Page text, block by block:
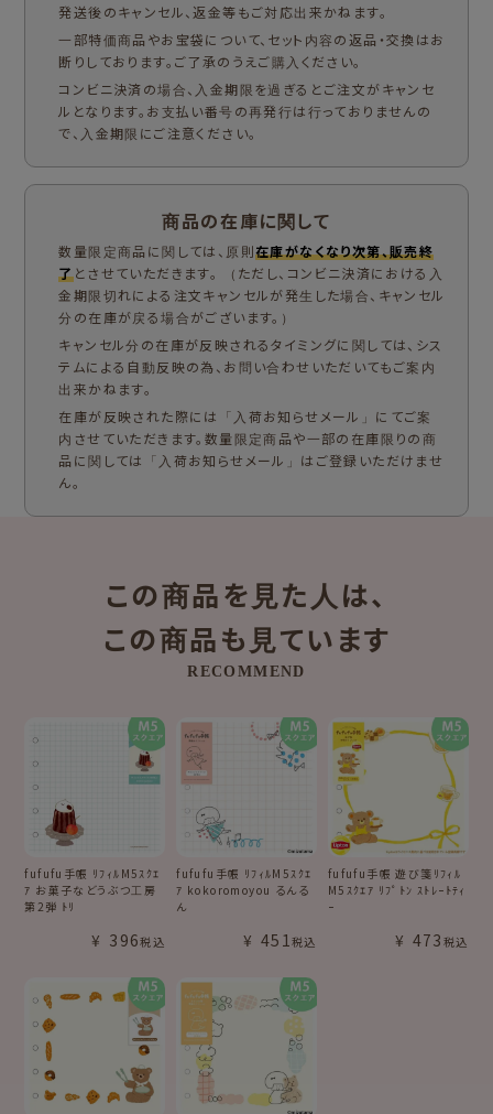
発送後のキャンセル、返金等もご対応出来かねます。
一部特価商品やお宝袋について、セット内容の返品・交換はお
断りしております。ご了承のうえご購入ください。
コンビニ決済の場合、入金期限を過ぎるとご注文がキャンセ
ルとなります。お支払い番号の再発行は行っておりませんの
で、入金期限にご注意ください。
商品の在庫に関して
数量限定商品に関しては、原則在庫がなくなり次第、販売終
了とさせていただきます。 （ただし、コンビニ決済における入
金期限切れによる注文キャンセルが発生した場合、キャンセル
分の在庫が戻る場合がございます。）
キャンセル分の在庫が反映されるタイミングに関しては、シス
テムによる自動反映の為、お問い合わせいただいてもご案内
出来かねます。
在庫が反映された際には「入荷お知らせメール」にてご案
内させていただきます。数量限定商品や一部の在庫限りの商
品に関しては「入荷お知らせメール」はご登録いただけませ
ん。
この商品を見た人は、
この商品も見ています
RECOMMEND
fufufu手帳 ﾘﾌｨﾙM5ｽｸｴ
ｱ お菓子などうぶつ工房
第2弾 ﾄﾘ
¥ 396税込
fufufu手帳 ﾘﾌｨﾙM5ｽｸｴ
ｱ kokoromoyou るんる
ん
¥ 451税込
fufufu手帳 遊び箋ﾘﾌｨﾙ
M5ｽｸｴｱ ﾘﾌﾟﾄﾝ ｽﾄﾚｰﾄﾃｨ
ｰ
¥ 473 税込